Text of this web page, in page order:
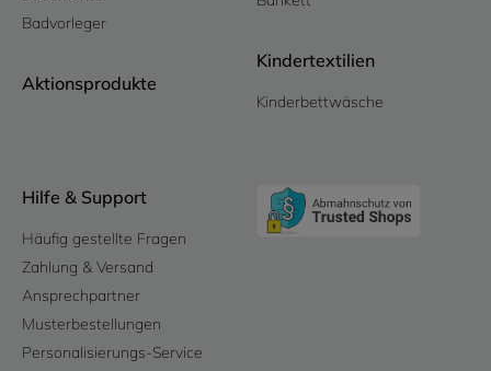
Badvorleger
Aktionsprodukte
Kindertextilien
Kinderbettwäsche
Hilfe & Support
Häufig gestellte Fragen
Zahlung & Versand
Ansprechpartner
Musterbestellungen
Personalisierungs-Service